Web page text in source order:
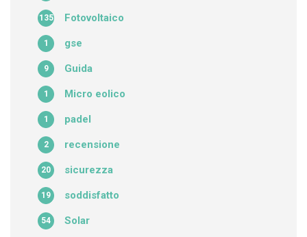
Fotovoltaico
135
gse
1
Guida
9
Micro eolico
1
padel
1
recensione
2
sicurezza
20
soddisfatto
19
Solar
54